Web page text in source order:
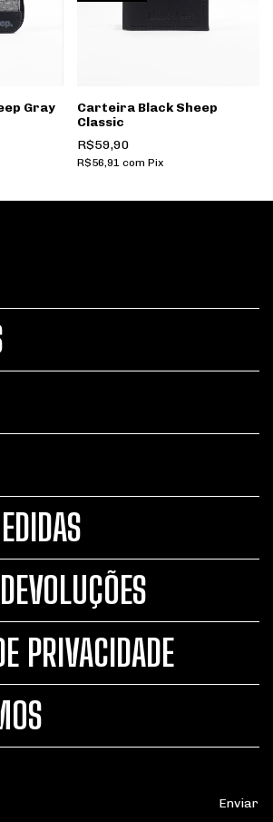
Gray
Carteira Black Sheep
Classic
R$59,90
R$56,91 com Pix
PRIVACIDADE